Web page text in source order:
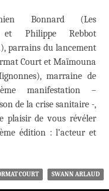
Bonnard (Les
et Philippe Rebbot
parrains du lancement
Court et Maïmouna
marraine de
manifestation –
de la crise sanitaire -,
plaisir de vous révéler
édition : l’acteur et
COURT SWANN ARLAUD